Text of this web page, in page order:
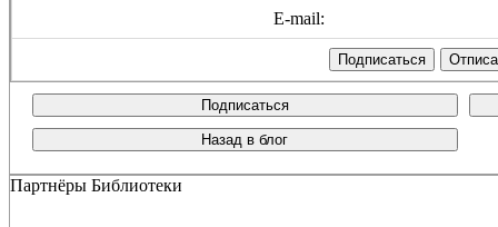
E-mail:
Подписаться
Назад в блог
Партнёры Библиотеки